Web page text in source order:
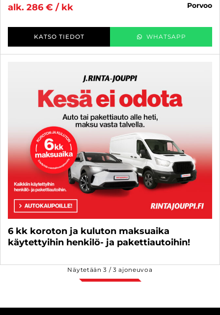
alk. 286 € / kk
porvoo
KATSO TIEDOT WHATSAPP
6 kk koroton ja kuluton maksuaika
käytettyihin henkilö- ja pakettiautoihin!
Näytetään3 /3 ajoneuvoa